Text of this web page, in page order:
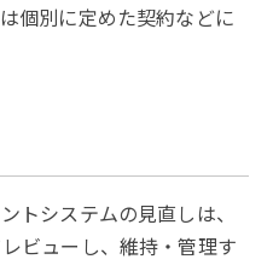
個別に定めた契約などに
トシステムの見直しは、
ビューし、維持・管理す